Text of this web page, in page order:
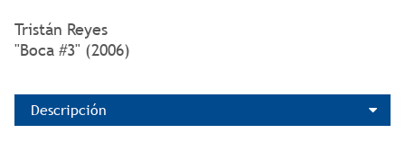
Tristán Reyes
"Boca #3" (2006)
Descripción